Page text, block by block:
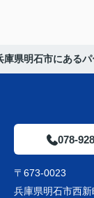
庫県明石市にある
078-
〒673-0023
兵庫県明石市西